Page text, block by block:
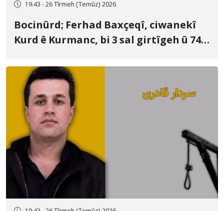
19:43 - 26 Tîrmeh (Temûz) 2026
Bocinûrd; Ferhad Baxçeqî, ciwanekî
Kurd ê Kurmanc, bi 3 sal girtîgeh û 74